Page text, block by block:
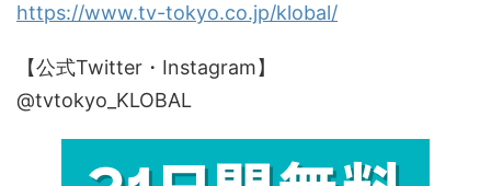
https://www.tv-tokyo.co.jp/klobal/
【公式Twitter・Instagram】
@tvtokyo_KLOBAL